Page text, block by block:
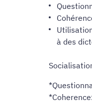
à des